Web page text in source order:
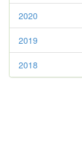
2020
2019
2018